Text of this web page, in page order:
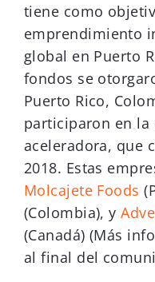
tiene como
emprendimiento
global en Puerto
fondos se
Puerto Rico,
participaron en la
aceleradora, que
2018. Estas
Molcajete Foods
(Colombia), y
(Canadá) (Más
al final del